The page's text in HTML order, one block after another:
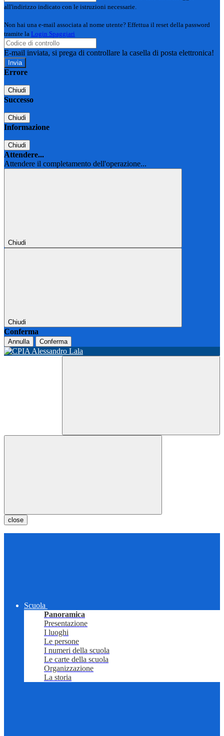
all'indirizzo indicato con le istruzioni necessarie.
Non hai una e-mail associata al nome utente? Effettua il reset della password
tramite la Login Spaggiari
E-mail inviata, si prega di controllare la casella di posta elettronica!
Errore
Chiudi
Successo
Chiudi
Informazione
Chiudi
Attendere...
Attendere il completamento dell'operazione...
Chiudi
Chiudi
Conferma
Annulla Conferma
close
Scuola
Panoramica
Presentazione
I luoghi
Le persone
I numeri della scuola
Le carte della scuola
Organizzazione
La storia